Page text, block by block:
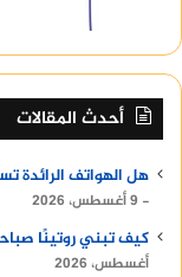
أحدث المقالات
هل الهواتف الرائدة
9 أغسطس، 2026
كيف تبني روتينًا
أغسطس، 2026